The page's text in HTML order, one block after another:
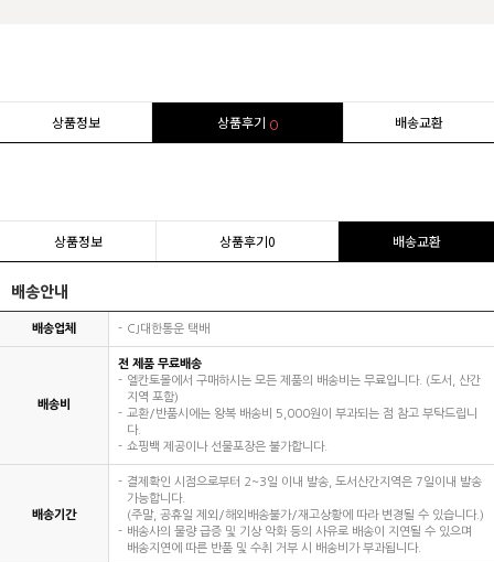
상품정보 상품후기 0 배송교환
상품정보 상품후기0 배송교환
배송안내
배송업체 CJ대한통운 택배
배송비
전 제품 무료배송
엘칸토몰에서 구매하시는 모든 제품의 배송비는 무료입니다. (도서, 산간
지역 포함)
교환/반품시에는 왕복 배송비 5,000원이 부과되는 점 참고 부탁드립니
다.
쇼핑백 제공이나 선물포장은 불가합니다.
배송기간
결제확인 시점으로부터 2~3일 이내 발송, 도서산간지역은 7일이내 발송
가능합니다.
(주말, 공휴일 제외/해외배송불가/재고상황에 따라 변경될 수 있습니다.)
배송사의 물량 급증 및 기상 악화 등의 사유로 배송이 지연될 수 있으며
배송지연에 따른 반품 및 수취 거부 시 배송비가 부과됩니다.